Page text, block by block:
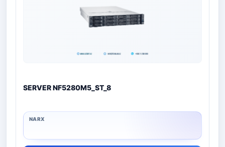
SERVER NF5280M5_ST_8